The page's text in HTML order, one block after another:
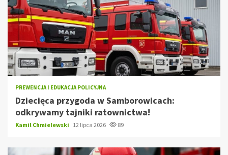
PREWENCJA I EDUKACJA POLICYJNA
Dziecięca przygoda w Samborowicach:
odkrywamy tajniki ratownictwa!
Kamil Chmielewski 12 lipca 2026 89